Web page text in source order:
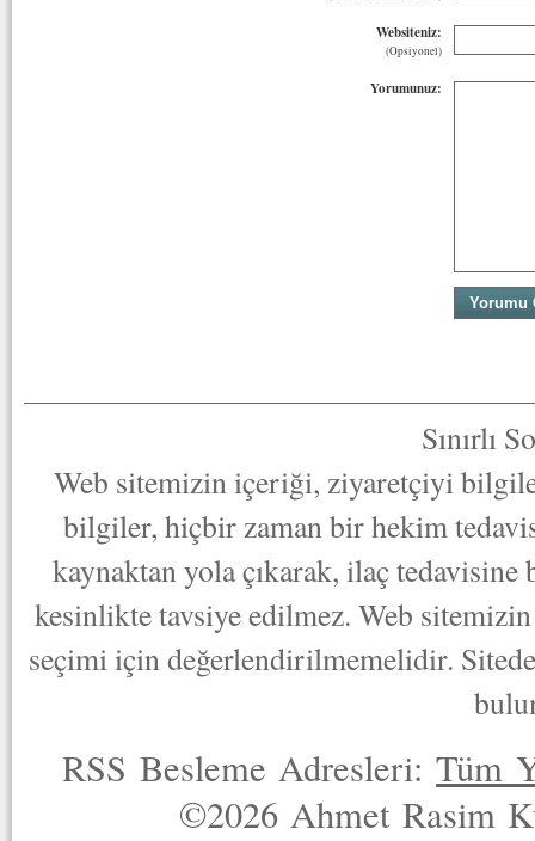
Websiteniz:
(Opsiyonel)
Yorumunuz:
Sınırlı
Web sitemizin içeriği, ziyaretçiyi
bilgiler, hiçbir zaman bir hekim
kaynaktan yola çıkarak, ilaç
kesinlikte tavsiye edilmez. Web
seçimi için değerlendirilmemelidir.
RSS Besleme Adresleri:Tüm
©2026 Ahmet Rasim